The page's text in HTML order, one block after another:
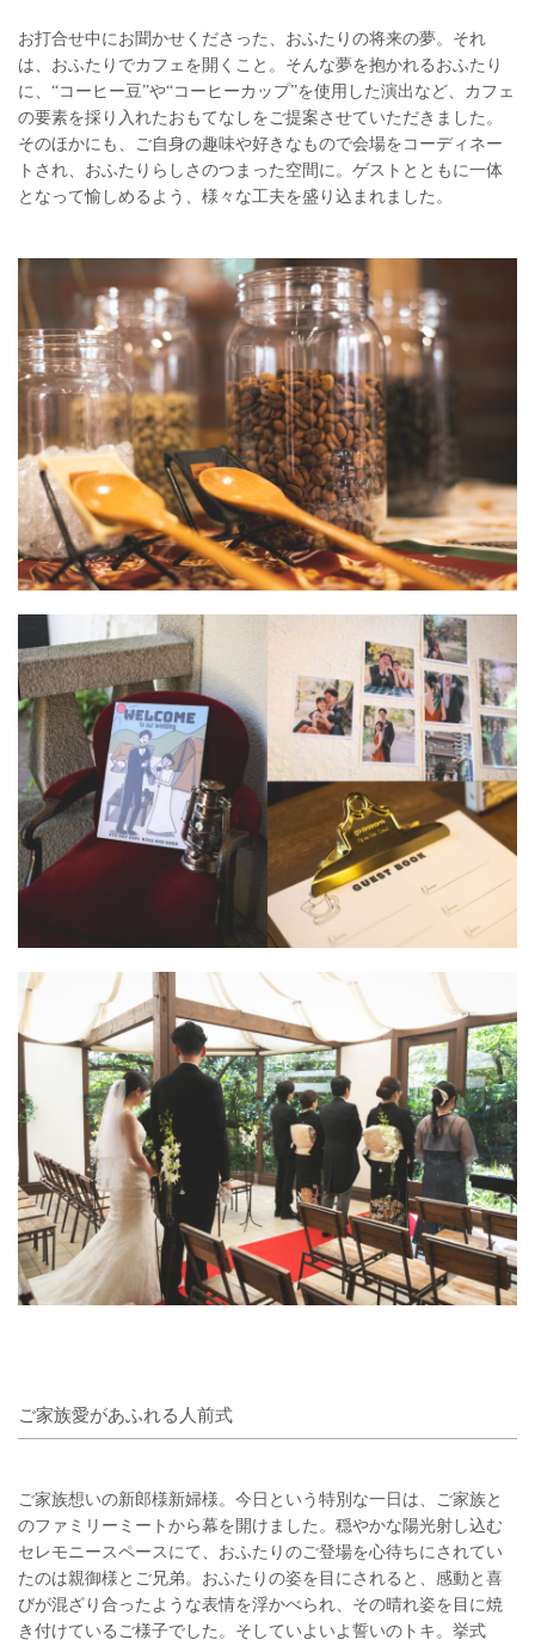
お打合せ中にお聞かせくださった、おふたりの将来の夢。それ
は、おふたりでカフェを開くこと。そんな夢を抱かれるおふたり
に、“コーヒー豆”や“コーヒーカップ”を使用した演出など、カフェ
の要素を採り入れたおもてなしをご提案させていただきました。
そのほかにも、ご自身の趣味や好きなもので会場をコーディネー
トされ、おふたりらしさのつまった空間に。ゲストとともに一体
となって愉しめるよう、様々な工夫を盛り込まれました。
ご家族愛があふれる人前式
ご家族想いの新郎様新婦様。今日という特別な一日は、ご家族と
のファミリーミートから幕を開けました。穏やかな陽光射し込む
セレモニースペースにて、おふたりのご登場を心待ちにされてい
たのは親御様とご兄弟。おふたりの姿を目にされると、感動と喜
びが混ざり合ったような表情を浮かべられ、その晴れ姿を目に焼
き付けているご様子でした。そしていよいよ誓いのトキ。挙式